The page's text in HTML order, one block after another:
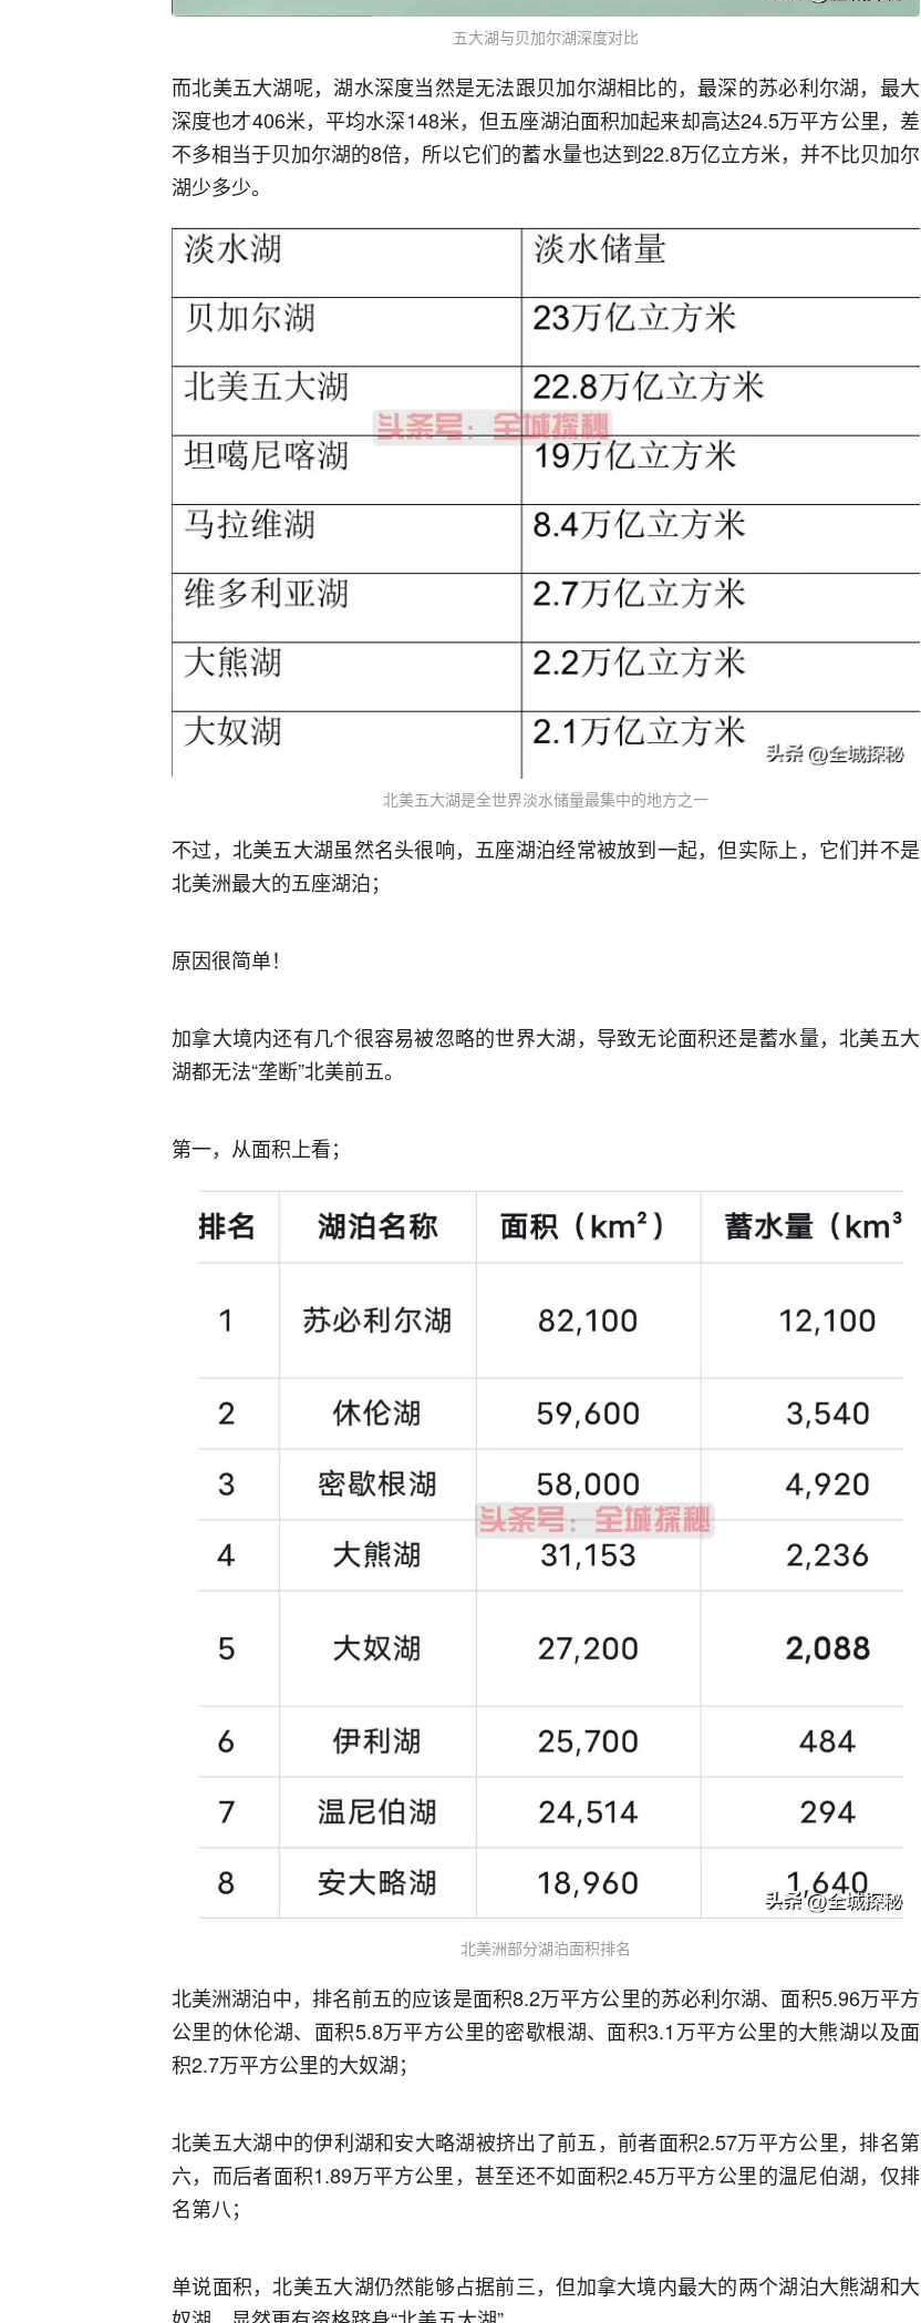
五大湖与贝加尔湖深度对比
而北美五大湖呢，湖水深度当然是无法跟贝加尔湖相比的，最深的苏必利尔湖，最大
深度也才406米，平均水深148米，但五座湖泊面积加起来却高达24.5万平方公里，差
不多相当于贝加尔湖的8倍，所以它们的蓄水量也达到22.8万亿立方米，并不比贝加尔
湖少多少。
北美五大湖是全世界淡水储量最集中的地方之一
不过，北美五大湖虽然名头很响，五座湖泊经常被放到一起，但实际上，它们并不是
北美洲最大的五座湖泊；
原因很简单！
加拿大境内还有几个很容易被忽略的世界大湖，导致无论面积还是蓄水量，北美五大
湖都无法“垄断”北美前五。
第一，从面积上看；
北美洲部分湖泊面积排名
北美洲湖泊中，排名前五的应该是面积8.2万平方公里的苏必利尔湖、面积5.96万平方
公里的休伦湖、面积5.8万平方公里的密歇根湖、面积3.1万平方公里的大熊湖以及面
积2.7万平方公里的大奴湖；
北美五大湖中的伊利湖和安大略湖被挤出了前五，前者面积2.57万平方公里，排名第
六，而后者面积1.89万平方公里，甚至还不如面积2.45万平方公里的温尼伯湖，仅排
名第八；
单说面积，北美五大湖仍然能够占据前三，但加拿大境内最大的两个湖泊大熊湖和大